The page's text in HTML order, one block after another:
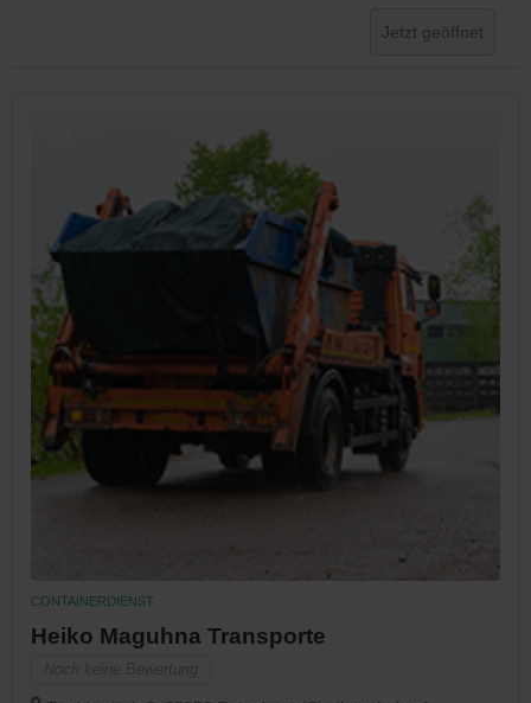
Jetzt geöffnet
CONTAINERDIENST
Heiko Maguhna Transporte